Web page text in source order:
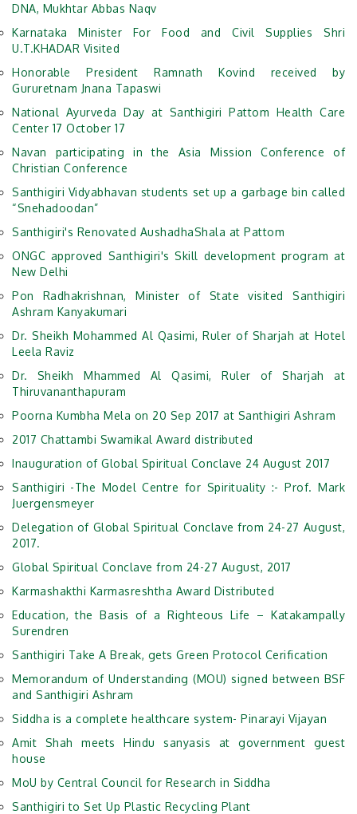
DNA, Mukhtar Abbas Naqv
Karnataka Minister For Food and Civil Supplies Shri
U.T.KHADAR Visited
Honorable President Ramnath Kovind received by
Gururetnam Jnana Tapaswi
National Ayurveda Day at Santhigiri Pattom Health Care
Center 17 October 17
Navan participating in the Asia Mission Conference of
Christian Conference
Santhigiri Vidyabhavan students set up a garbage bin called
“Snehadoodan”
Santhigiri's Renovated AushadhaShala at Pattom
ONGC approved Santhigiri's Skill development program at
New Delhi
Pon Radhakrishnan, Minister of State visited Santhigiri
Ashram Kanyakumari
Dr. Sheikh Mohammed Al Qasimi, Ruler of Sharjah at Hotel
Leela Raviz
Dr. Sheikh Mhammed Al Qasimi, Ruler of Sharjah at
Thiruvananthapuram
Poorna Kumbha Mela on 20 Sep 2017 at Santhigiri Ashram
2017 Chattambi Swamikal Award distributed
Inauguration of Global Spiritual Conclave 24 August 2017
Santhigiri -The Model Centre for Spirituality :- Prof. Mark
Juergensmeyer
Delegation of Global Spiritual Conclave from 24-27 August,
2017.
Global Spiritual Conclave from 24-27 August, 2017
Karmashakthi Karmasreshtha Award Distributed
Education, the Basis of a Righteous Life – Katakampally
Surendren
Santhigiri Take A Break, gets Green Protocol Cerification
Memorandum of Understanding (MOU) signed between BSF
and Santhigiri Ashram
Siddha is a complete healthcare system- Pinarayi Vijayan
Amit Shah meets Hindu sanyasis at government guest
house
MoU by Central Council for Research in Siddha
Santhigiri to Set Up Plastic Recycling Plant